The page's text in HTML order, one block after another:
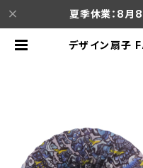
夏季休業：8月8
デザイン扇子